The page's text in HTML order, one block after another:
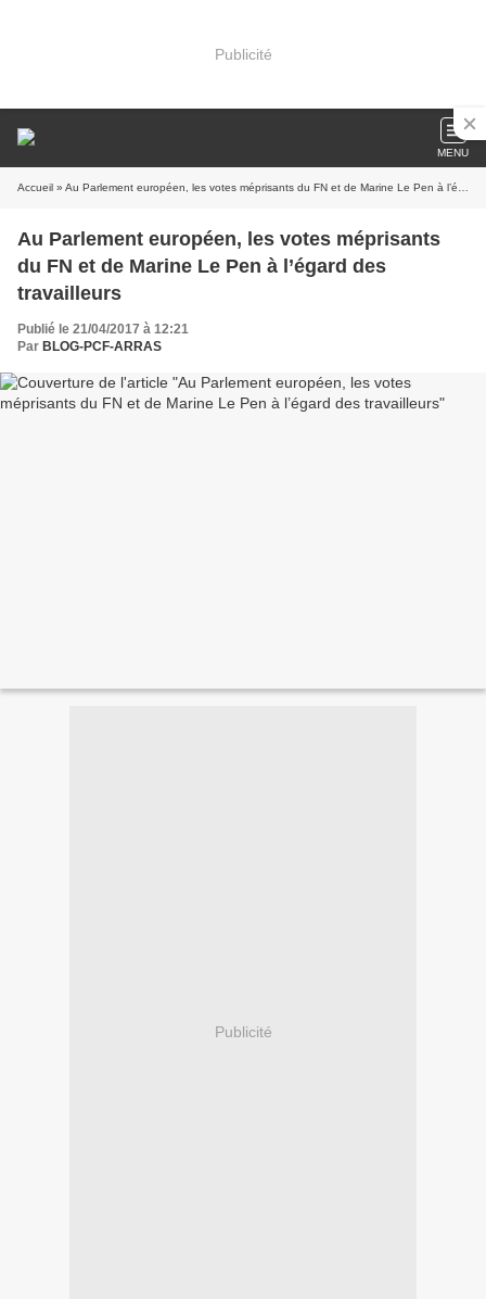
Publicité
MENU
Accueil » Au Parlement européen, les votes méprisants du FN et de Marine Le Pen à l’égard des travailleurs
Au Parlement européen, les votes méprisants
du FN et de Marine Le Pen à l’égard des
travailleurs
Publié le 21/04/2017 à 12:21
Par BLOG-PCF-ARRAS
Publicité